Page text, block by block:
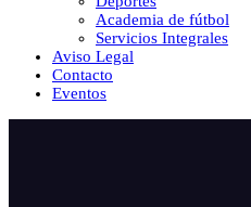
Academia de fútbol
Servicios Integrales
Aviso Legal
Contacto
Eventos